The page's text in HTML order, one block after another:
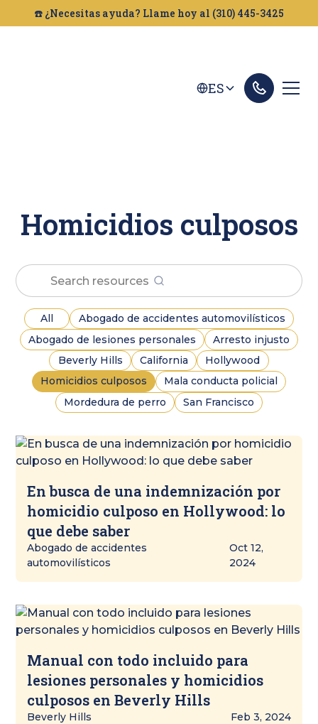
☎️ ¿Necesitas ayuda? Llame hoy al (310) 445-3425
ES
Homicidios culposos
All
Abogado de accidentes automovilísticos
Abogado de lesiones personales
Arresto injusto
Beverly Hills
California
Hollywood
Homicidios culposos
Mala conducta policial
Mordedura de perro
San Francisco
En busca de una indemnización por
homicidio culposo en Hollywood: lo
que debe saber
Abogado de accidentes
automovilísticos
Oct 12,
2024
Manual con todo incluido para
lesiones personales y homicidios
culposos en Beverly Hills
Beverly Hills Feb 3, 2024